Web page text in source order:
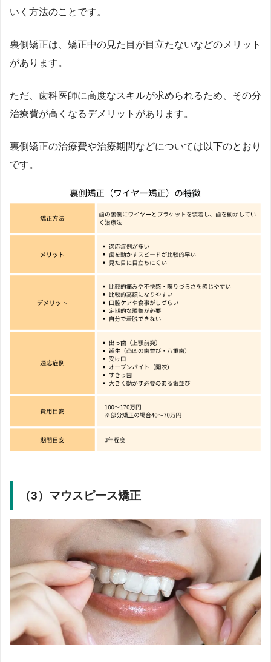
いく方法のことです。
裏側矯正は、矯正中の見た目が目立たないなどのメリット
があります。
ただ、歯科医師に高度なスキルが求められるため、その分
治療費が高くなるデメリットがあります。
裏側矯正の治療費や治療期間などについては以下のとおり
です。
（3）マウスピース矯正